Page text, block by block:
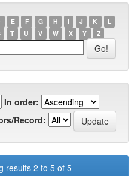
E F G H I J K
L
T U V W X Y Z
In order:
Record:
results 2 to 5 of 5